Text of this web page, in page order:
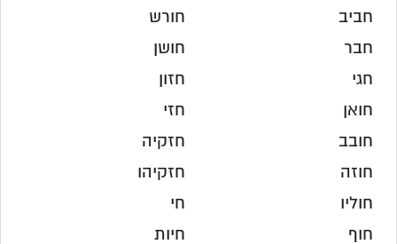
חביב
חבר
חגי
חואן
חובב
חוזה
חוליו
חוף
חורש
חושן
חזון
חזי
חזקיה
חזקיהו
חי
חיות